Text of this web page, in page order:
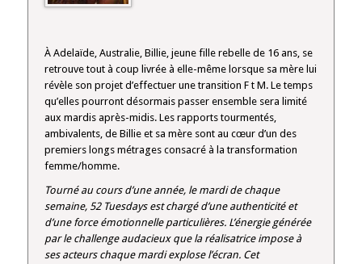
À Adelaïde, Australie, Billie, jeune fille rebelle de 16 ans, se
retrouve tout à coup livrée à elle-même lorsque sa mère lui
révèle son projet d’effectuer une transition F t M. Le temps
qu’elles pourront désormais passer ensemble sera limité
aux mardis après-midis. Les rapports tourmentés,
ambivalents, de Billie et sa mère sont au cœur d’un des
premiers longs métrages consacré à la transformation
femme/homme.
Tourné au cours d’une année, le mardi de chaque
semaine, 52 Tuesdays est chargé d’une authenticité et
d’une force émotionnelle particulières. L’énergie générée
par le challenge audacieux que la réalisatrice impose à
ses acteurs chaque mardi explose l’écran. Cet